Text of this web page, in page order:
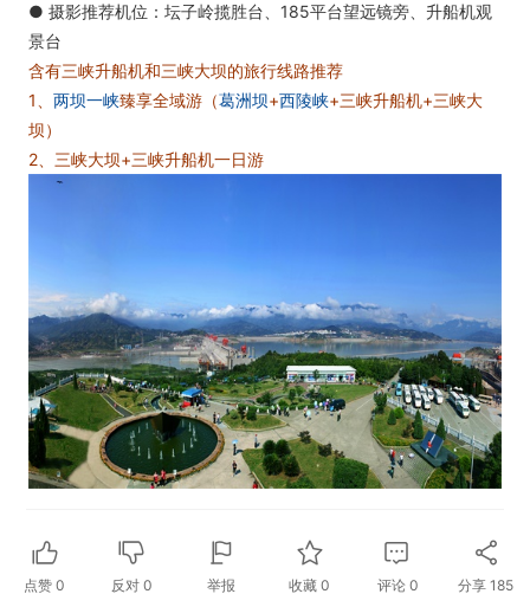
● 摄影推荐机位：坛子岭揽胜台、185平台望远镜旁、升船机观
景台
含有三峡升船机和三峡大坝的旅行线路推荐
1、 两坝一峡臻享全域游（葛洲坝+西陵峡+三峡升船机+三峡大
坝）
2、三峡大坝+三峡升船机一日游
点赞 0 反对0 举报 收藏 0 评论 0 分享185